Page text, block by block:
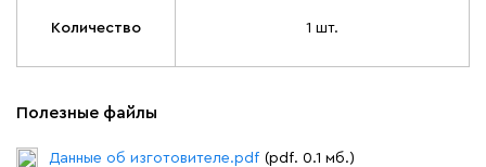
Количество 1 шт.
Полезные файлы
Данные об изготовителе.pdf (pdf. 0.1 мб.)